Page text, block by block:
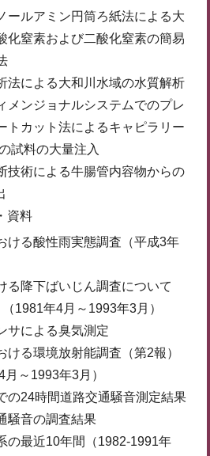
ールアミン円筒ろ紙法による大
化窒素および二酸化窒素の簡易
法による大和川水域の水質解析
メンジョナルシステムでのプレ
トカット法によるキャピラリー
試料の大量注入
技術による牛腸管内容物からの
資料
ける酸性雨実態調査（平成3年
る降下ばいじん調査について
（1981年4月～1993年3月）
サによる臭気測定
ける環境放射能調査（第2報）
月～1993年3月）
の24時間道路交通騒音測定結果
騒音の調査結果
の最近10年間（1982-1991年